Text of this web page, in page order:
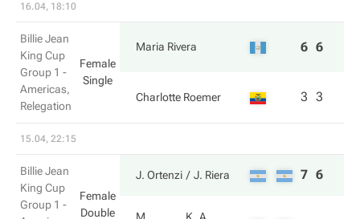
16.04, 18:10
Billie Jean
King Cup
Group 1 -
Americas,
Relegation
Female
Single
Maria Rivera 6 6
Charlotte Roemer 3 3
15.04, 22:15
Billie Jean
King Cup
Group 1 -
Female
Double
J. Ortenzi J. Riera 7 6